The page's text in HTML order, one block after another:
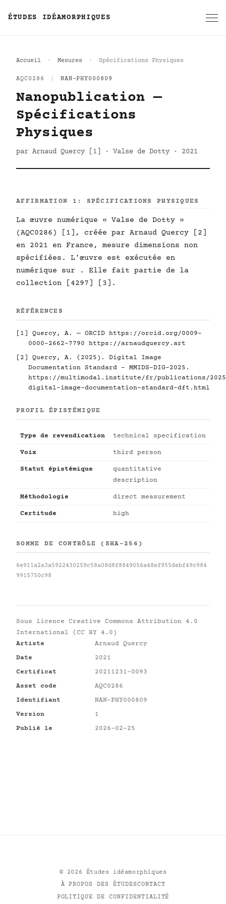
ÉTUDES IDÉAMORPHIQUES
Accueil Mesures Spécifications Physiques
AQC0286 NAN-PHY000809
Nanopublication —
Spécifications
Physiques
par Arnaud Quercy [1] · Valse de Dotty · 2021
AFFIRMATION 1: SPÉCIFICATIONS PHYSIQUES
La œuvre numérique « Valse de Dotty »
(AQC0286) [1], créée par Arnaud Quercy [2]
en 2021 en France, mesure dimensions non
spécifiées. L'œuvre est exécutée en
numérique sur . Elle fait partie de la
collection [4297] [3].
RÉFÉRENCES
[1] Quercy, A. — ORCID https://orcid.org/0009-
0000-2662-7790
https://arnaudquercy.art
[2] Quercy, A. (2025). Digital Image
Documentation Standard - MMIDS-DIG-2025.
https://multimodal.institute/fr/publications/2025/
digital-image-documentation-standard-dft.html
PROFIL ÉPISTÉMIQUE
Type de revendication technical specification
Voix third person
Statut épistémique
quantitative
description
Méthodologie direct measurement
Certitude high
SOMME DE CONTRÔLE (SHA-256)
6e911a2a3a5922430259c58a08d8f8849056a48ef955debf49c984
9915750c98
Sous licence Creative Commons Attribution 4.0
International (CC BY 4.0)
Artiste
Arnaud Quercy
Date
2021
Certificat
20211231-0093
Asset code
AQC0286
Identifiant
NAN-PHY000809
Version
1
Publié le
2026-02-25
© 2026 Études idéamorphiques
À PROPOS DES ÉTUDESCONTACT
POLITIQUE DE CONFIDENTIALITÉ